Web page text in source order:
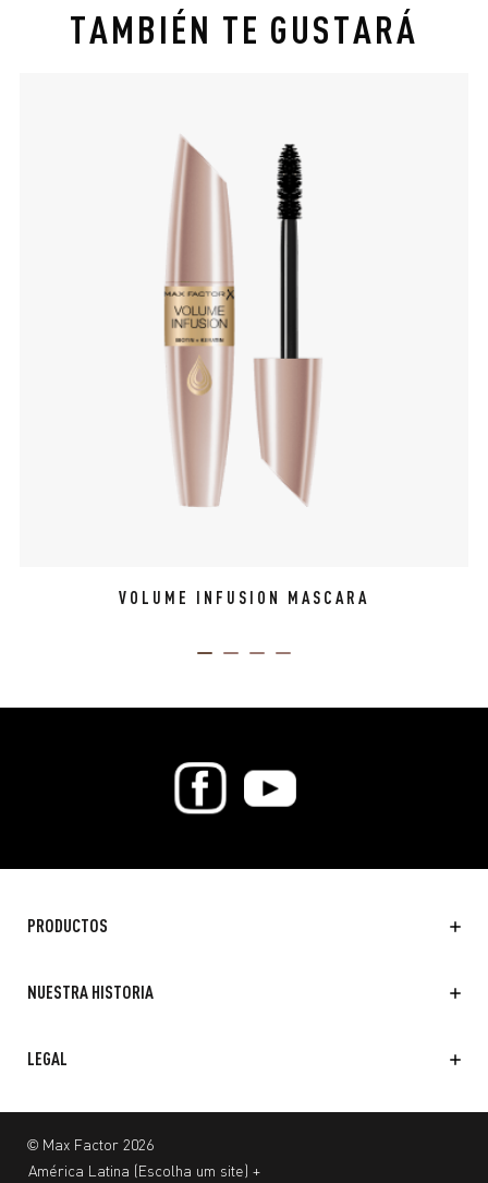
TAMBIÉN TE GUSTARÁ
VOLUME INFUSION MASCARA
PRODUCTOS
NUESTRA HISTORIA
LEGAL
América Latina (Escolha um site) +
© Max Factor 2026